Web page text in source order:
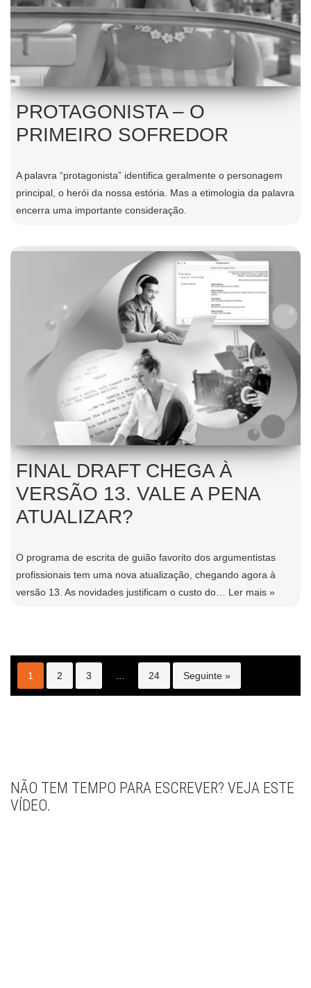
PROTAGONISTA – O
PRIMEIRO SOFREDOR
A palavra “protagonista” identifica geralmente o personagem
principal, o herói da nossa estória. Mas a etimologia da palavra
encerra uma importante consideração.
FINAL DRAFT CHEGA À
VERSÃO 13. VALE A PENA
ATUALIZAR?
O programa de escrita de guião favorito dos argumentistas
profissionais tem uma nova atualização, chegando agora à
versão 13. As novidades justificam o custo do… Ler mais »
1 2 3 24 Seguinte »
NÃO TEM TEMPO PARA ESCREVER? VEJA ESTE
VÍDEO.